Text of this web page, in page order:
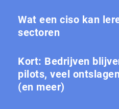
Wat een ciso kan
sectoren
Kort: Bedrijven
pilots, veel
(en meer)